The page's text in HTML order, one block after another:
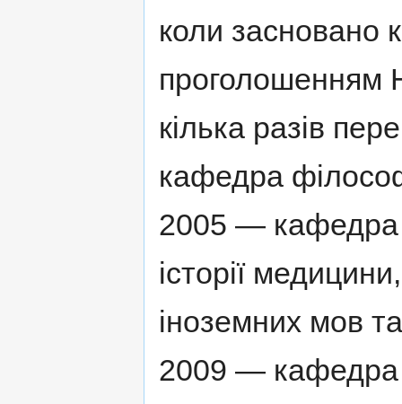
коли засновано
проголошенням
кілька разів
кафедра
2005 — кафедра
історії
іноземних мов
2009 — кафедра